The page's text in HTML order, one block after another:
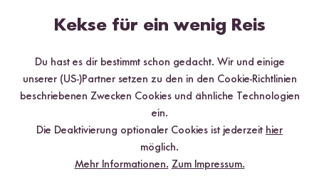
✔️ Von Sushi über Curry bis hin zu Desserts
✔️ Inklusive Tipps & Tricks für die Zubereitung
Jetzt sichern
*Das Digitale Rezeptbuch wird dir nach vollständiger Anmeldung zum Newsletter
per E-Mail zugeschickt.
Kekse für ein wenig Reis
Du hast es dir bestimmt schon gedacht. Wir und einige
unserer (US-)Partner setzen zu den in den Cookie-Richtlinien
beschriebenen Zwecken Cookies und ähnliche Technologien
ein.
Die Deaktivierung optionaler Cookies ist jederzeit hier
möglich.
Mehr Informationen. Zum Impressum.